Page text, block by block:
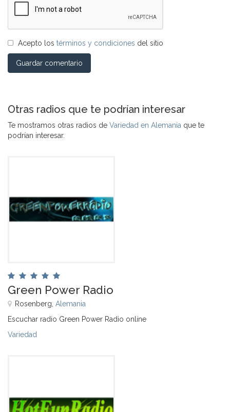
Acepto los términos y condiciones del sitio
Guardar comentario
Otras radios que te podrían interesar
Te mostramos otras radios de Variedad en Alemania que te
podrían interesar.
Green Power Radio
Rosenberg, Alemania
Escuchar radio Green Power Radio online
Variedad